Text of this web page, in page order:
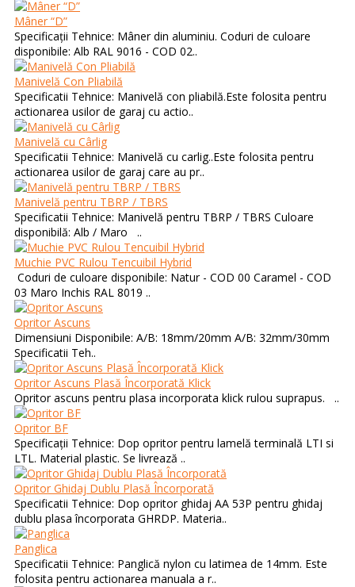
Mâner “D”
Specificații Tehnice: Mâner din aluminiu. Coduri de culoare
disponibile: Alb RAL 9016 - COD 02..
Manivelă Con Pliabilă
Specificatii Tehnice: Manivelă con pliabilă.Este folosita pentru
actionarea usilor de garaj cu actio..
Manivelă cu Cârlig
Specificatii Tehnice: Manivelă cu carlig..Este folosita pentru
actionarea usilor de garaj care au pr..
Manivelă pentru TBRP / TBRS
Specificatii Tehnice: Manivelă pentru TBRP / TBRS Culoare
disponibilă: Alb / Maro ..
Muchie PVC Rulou Tencuibil Hybrid
Coduri de culoare disponibile: Natur - COD 00 Caramel - COD
03 Maro Inchis RAL 8019 ..
Opritor Ascuns
Dimensiuni Disponibile: A/B: 18mm/20mm A/B: 32mm/30mm
Specificatii Teh..
Opritor Ascuns Plasă Încorporată Klick
Opritor ascuns pentru plasa incorporata klick rulou suprapus. ..
Opritor BF
Specificații Tehnice: Dop opritor pentru lamelă terminală LTI si
LTL. Material plastic. Se livrează ..
Opritor Ghidaj Dublu Plasă Încorporată
Specificatii Tehnice: Dop opritor ghidaj AA 53P pentru ghidaj
dublu plasa încorporata GHRDP. Materia..
Panglica
Specificatii Tehnice: Panglică nylon cu latimea de 14mm. Este
folosita pentru actionarea manuala a r..